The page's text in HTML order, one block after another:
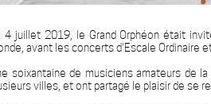
4 juillet 2019, le Grand Orphéon était
avant les concerts d'Escale Ordinaire
soixantaine de musiciens amateurs de
villes, et ont partagé le plaisir de se